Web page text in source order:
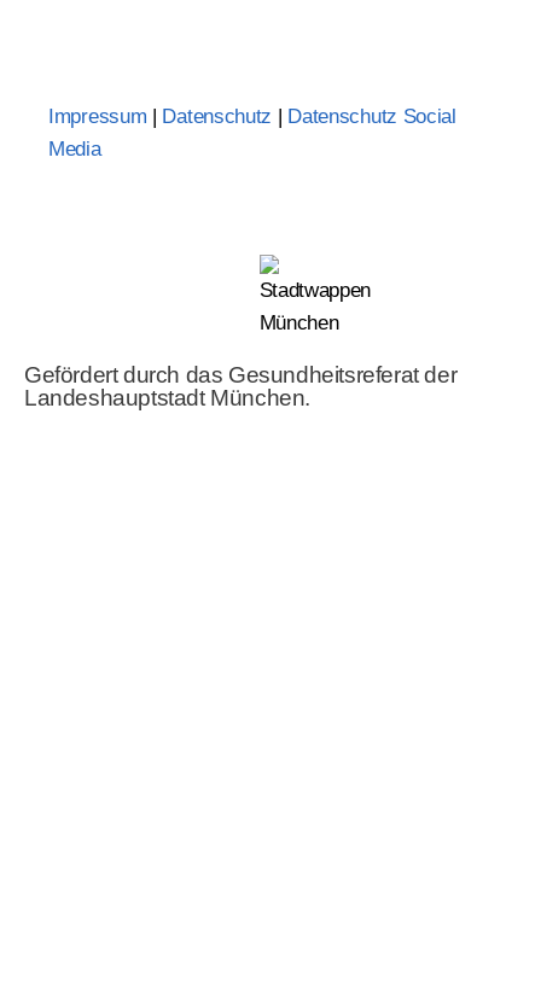
Impressum | Datenschutz | Datenschutz Social
Media
Gefördert durch das Gesundheitsreferat der
Landeshauptstadt München.